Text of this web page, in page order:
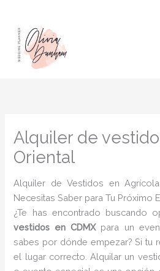
contenido
Alquiler de
Oriental
Alquiler de Vestidos en
Necesitas Saber para Tu Próximo
¿Te has encontrado buscando
vestidos en CDMXpara un
sabes por dónde empezar? Si tu
el lugar correcto. Alquilar un